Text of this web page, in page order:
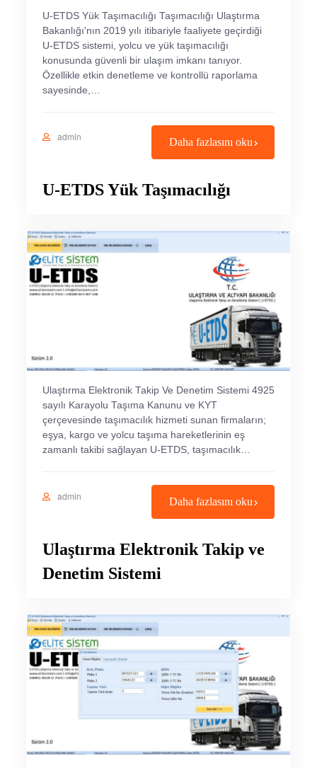
U-ETDS Yük Taşımacılığı Taşımacılığı Ulaştırma
Bakanlığı'nın 2019 yılı itibariyle faaliyete geçirdiği
U-ETDS sistemi, yolcu ve yük taşımacılığı
konusunda güvenli bir ulaşım imkanı tanıyor.
Özellikle etkin denetleme ve kontrollü raporlama
sayesinde,…
admin Daha fazlasını oku
U-ETDS Yük Taşımacılığı
Ulaştırma Elektronik Takip Ve Denetim Sistemi 4925
sayılı Karayolu Taşıma Kanunu ve KYT
çerçevesinde taşımacılık hizmeti sunan firmaların;
eşya, kargo ve yolcu taşıma hareketlerinin eş
zamanlı takibi sağlayan U-ETDS, taşımacılık…
admin Daha fazlasını oku
Ulaştırma Elektronik Takip ve
Denetim Sistemi